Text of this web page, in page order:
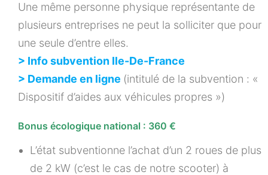
Une même personne physique représentante de
plusieurs entreprises ne peut la solliciter que pour
une seule d’entre elles.
> Info subvention Ile-De-France
> Demande en ligne (intitulé de la subvention : «
Dispositif d’aides aux véhicules propres »)
Bonus écologique national : 360 €
L’état subventionne l’achat d’un 2 roues de plus
de 2 kW (c’est le cas de notre scooter) à